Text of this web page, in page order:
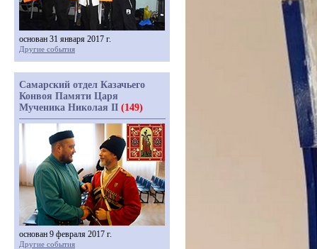
основан 31 января 2017 г.
Другие события
Самарский отдел Казачьего
Конвоя Памяти Царя
Мученика Николая II (149)
основан 9 февраля 2017 г.
Другие события